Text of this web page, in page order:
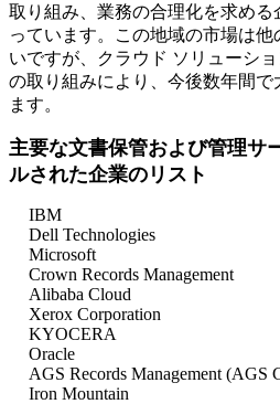
取り組み、業務の合理化を求める
っています。この地域の市場は
いですが、クラウド ソリューシ
の取り組みにより、今後数年間
ます。
主要な文書保管および管理サ
ルされた企業のリスト
IBM
Dell Technologies
Microsoft
Crown Records Management
Alibaba Cloud
Xerox Corporation
KYOCERA
Oracle
AGS Records Management (AGS
Iron Mountain